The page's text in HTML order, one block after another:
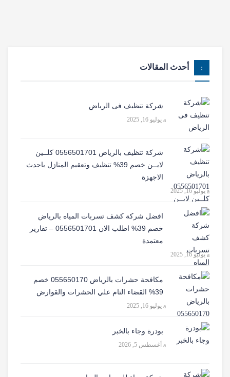
أحدث المقالات
شركة تنظيف فى الرياض
يوليو 16, 2025
شركة تنظيف بالرياض 0556501701 كلــين
لايــن خصم 39% تنظيف وتعقيم المنازل باحدث
الاجهزة
يوليو 16, 2025
افضل شركة كشف تسربات المياه بالرياض
خصم 39% اطلب الان 0556501701‬‏ – تقارير
معتمدة
يوليو 16, 2025
مكافحة حشرات بالرياض 055650170 خصم
39% القضاء التام علي الحشرات والقوارض
يوليو 16, 2025
بودرة وجاء بالخبر
أغسطس 5, 2026